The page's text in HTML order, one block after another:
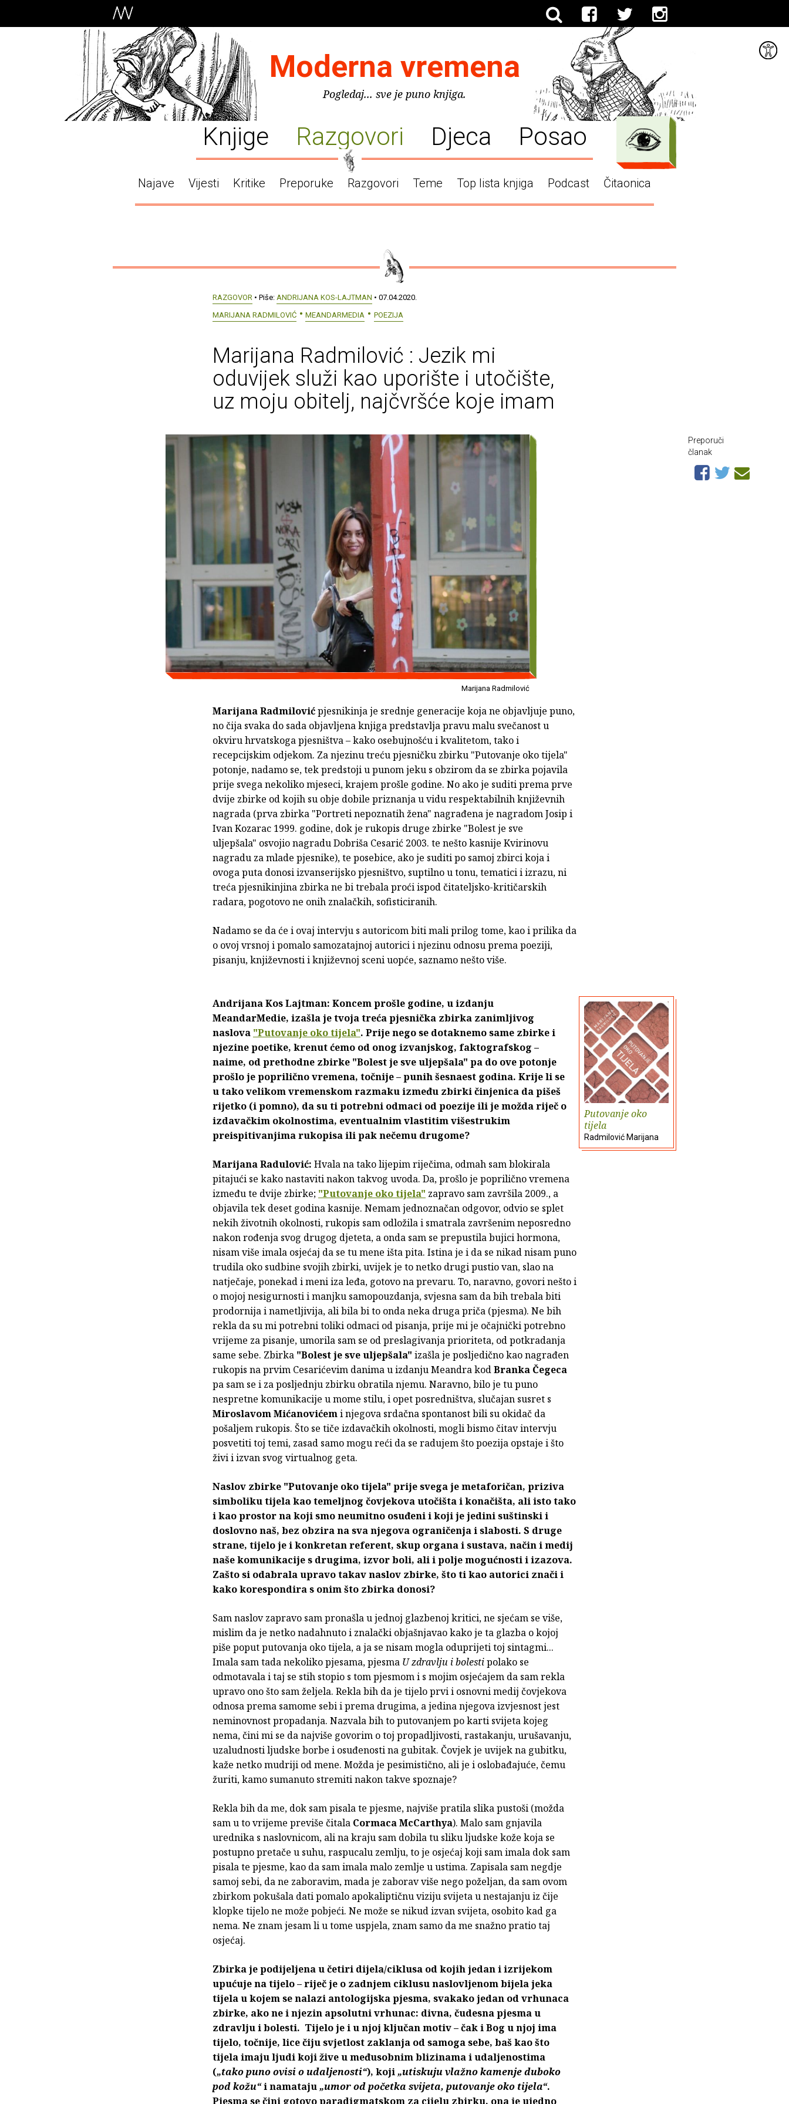
Moderna vremena
Pogledaj... sve je puno knjiga.
Knjige Razgovori Djeca Posao
Najave Vijesti Kritike Preporuke Razgovori Teme Top lista knjiga Podcast Čitaonica
RAZGOVOR • Piše: ANDRIJANA KOS-LAJTMAN • 07.04.2020.
MARIJANA RADMILOVIĆ
MEANDARMEDIA POEZIJA
Marijana Radmilović : Jezik mi
oduvijek služi kao uporište i utočište,
uz moju obitelj, najčvršće koje imam
Marijana Radmilović
Marijana Radmilovićpjesnikinja je srednje generacije koja ne objavljuje puno,
no čija svaka do sada objavljena knjiga predstavlja pravu malu svečanost u
okviru hrvatskoga pjesništva – kako osebujnošću i kvalitetom, tako i
recepcijskim odjekom. Za njezinu treću pjesničku zbirku "Putovanje oko tijela"
potonje, nadamo se, tek predstoji u punom jeku s obzirom da se zbirka pojavila
prije svega nekoliko mjeseci, krajem prošle godine. No ako je suditi prema prve
dvije zbirke od kojih su obje dobile priznanja u vidu respektabilnih književnih
nagrada (prva zbirka "Portreti nepoznatih žena" nagrađena je nagradom Josip i
Ivan Kozarac 1999. godine, dok je rukopis druge zbirke "Bolest je sve
uljepšala" osvojio nagradu Dobriša Cesarić 2003. te nešto kasnije Kvirinovu
nagradu za mlade pjesnike), te posebice, ako je suditi po samoj zbirci koja i
ovoga puta donosi izvanserijsko pjesništvo, suptilno u tonu, tematici i izrazu, ni
treća pjesnikinjina zbirka ne bi trebala proći ispod čitateljsko-kritičarskih
radara, pogotovo ne onih znalačkih, sofisticiranih.
Nadamo se da će i ovaj intervju s autoricom biti mali prilog tome, kao i prilika da
o ovoj vrsnoj i pomalo samozatajnoj autorici i njezinu odnosu prema poeziji,
pisanju, književnosti i književnoj sceni uopće, saznamo nešto više.
Putovanje oko
tijela
Radmilović Marijana
Andrijana Kos Lajtman: Koncem prošle godine, u izdanju
MeandarMedie, izašla je tvoja treća pjesnička zbirka zanimljivog
naslova "Putovanje oko tijela". Prije nego se dotaknemo same zbirke i
njezine poetike, krenut ćemo od onog izvanjskog, faktografskog –
naime, od prethodne zbirke "Bolest je sve uljepšala" pa do ove potonje
prošlo je poprilično vremena, točnije – punih šesnaest godina. Krije li se
u tako velikom vremenskom razmaku između zbirki činjenica da pišeš
rijetko (i pomno), da su ti potrebni odmaci od poezije ili je možda riječ o
izdavačkim okolnostima, eventualnim vlastitim višestrukim
preispitivanjima rukopisa ili pak nečemu drugome?
Marijana Radulović: Hvala na tako lijepim riječima, odmah sam blokirala
pitajući se kako nastaviti nakon takvog uvoda. Da, prošlo je poprilično vremena
između te dvije zbirke; "Putovanje oko tijela" zapravo sam završila 2009., a
objavila tek deset godina kasnije. Nemam jednoznačan odgovor, odvio se splet
nekih životnih okolnosti, rukopis sam odložila i smatrala završenim neposredno
nakon rođenja svog drugog djeteta, a onda sam se prepustila bujici hormona,
nisam više imala osjećaj da se tu mene išta pita. Istina je i da se nikad nisam puno
trudila oko sudbine svojih zbirki, uvijek je to netko drugi pustio van, slao na
natječaje, ponekad i meni iza leđa, gotovo na prevaru. To, naravno, govori nešto i
o mojoj nesigurnosti i manjku samopouzdanja, svjesna sam da bih trebala biti
prodornija i nametljivija, ali bila bi to onda neka druga priča (pjesma). Ne bih
rekla da su mi potrebni toliki odmaci od pisanja, prije mi je očajnički potrebno
vrijeme za pisanje, umorila sam se od preslagivanja prioriteta, od potkradanja
same sebe. Zbirka "Bolest je sve uljepšala" izašla je posljedično kao nagrađen
rukopis na prvim Cesarićevim danima u izdanju Meandra kodBranka Čegeca
pa sam se i za posljednju zbirku obratila njemu. Naravno, bilo je tu puno
nespretne komunikacije u mome stilu, i opet posredništva, slučajan susret s
Miroslavom Mićanovićemi njegova srdačna spontanost bili su okidač da
pošaljem rukopis. Što se tiče izdavačkih okolnosti, mogli bismo čitav intervju
posvetiti toj temi, zasad samo mogu reći da se radujem što poezija opstaje i što
živi i izvan svog virtualnog geta.
Naslov zbirke "Putovanje oko tijela" prije svega je metaforičan, priziva
simboliku tijela kao temeljnog čovjekova utočišta i konačišta, ali isto tako
i kao prostor na koji smo neumitno osuđeni i koji je jedini suštinski i
doslovno naš, bez obzira na sva njegova ograničenja i slabosti. S druge
strane, tijelo je i konkretan referent, skup organa i sustava, način i medij
naše komunikacije s drugima, izvor boli, ali i polje mogućnosti i izazova.
Zašto si odabrala upravo takav naslov zbirke, što ti kao autorici znači i
kako korespondira s onim što zbirka donosi?
Sam naslov zapravo sam pronašla u jednoj glazbenoj kritici, ne sjećam se više,
mislim da je netko nadahnuto i znalački objašnjavao kako je ta glazba o kojoj
piše poput putovanja oko tijela, a ja se nisam mogla oduprijeti toj sintagmi...
Imala sam tada nekoliko pjesama, pjesma U zdravlju i bolestipolako se
odmotavala i taj se stih stopio s tom pjesmom i s mojim osjećajem da sam rekla
upravo ono što sam željela. Rekla bih da je tijelo prvi i osnovni medij čovjekova
odnosa prema samome sebi i prema drugima, a jedina njegova izvjesnost jest
neminovnost propadanja. Nazvala bih to putovanjem po karti svijeta kojeg
nema, čini mi se da najviše govorim o toj propadljivosti, rastakanju, urušavanju,
uzaludnosti ljudske borbe i osuđenosti na gubitak. Čovjek je uvijek na gubitku,
kaže netko mudriji od mene. Možda je pesimistično, ali je i oslobađajuće, čemu
žuriti, kamo sumanuto stremiti nakon takve spoznaje?
Rekla bih da me, dok sam pisala te pjesme, najviše pratila slika pustoši (možda
sam u to vrijeme previše čitala Cormaca McCarthya). Malo sam gnjavila
urednika s naslovnicom, ali na kraju sam dobila tu sliku ljudske kože koja se
postupno pretače u suhu, raspucalu zemlju, to je osjećaj koji sam imala dok sam
pisala te pjesme, kao da sam imala malo zemlje u ustima. Zapisala sam negdje
samoj sebi, da ne zaboravim, mada je zaborav više nego poželjan, da sam ovom
zbirkom pokušala dati pomalo apokaliptičnu viziju svijeta u nestajanju iz čije
klopke tijelo ne može pobjeći. Ne može se nikud izvan svijeta, osobito kad ga
nema. Ne znam jesam li u tome uspjela, znam samo da me snažno pratio taj
osjećaj.
Zbirka je podijeljena u četiri dijela/ciklusa od kojih jedan i izrijekom
upućuje na tijelo – riječ je o zadnjem ciklusu naslovljenom bijela jeka
tijela u kojem se nalazi antologijska pjesma, svakako jedan od vrhunaca
zbirke, ako ne i njezin apsolutni vrhunac: divna, čudesna pjesma u
zdravlju i bolesti. Tijelo je i u njoj ključan motiv – čak i Bog u njoj ima
tijelo, točnije, lice čiju svjetlost zaklanja od samoga sebe, baš kao što
tijela imaju ljudi koji žive u međusobnim blizinama i udaljenostima
(„tako puno ovisi o udaljenosti“), koji„utiskuju vlažno kamenje duboko
pod kožu“i namataju„umor od početka svijeta, putovanje oko tijela“.
Pjesma se čini gotovo paradigmatskom za cijelu zbirku, ona je ujedno
Preporuči
članak